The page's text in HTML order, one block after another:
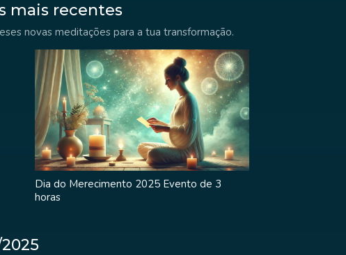
mais recentes
novas meditações para a tua transformação.
Dia do Merecimento 2025 Evento de 3
horas